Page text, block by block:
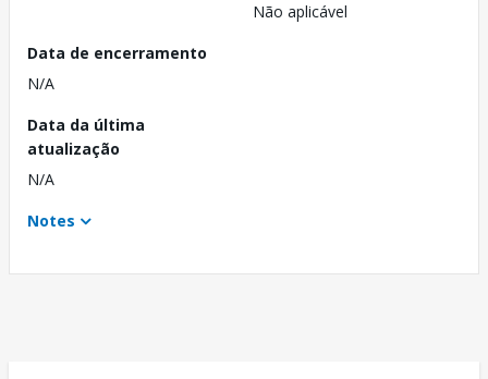
Não aplicável
Data de encerramento
N/A
Data da última
atualização
N/A
Notes